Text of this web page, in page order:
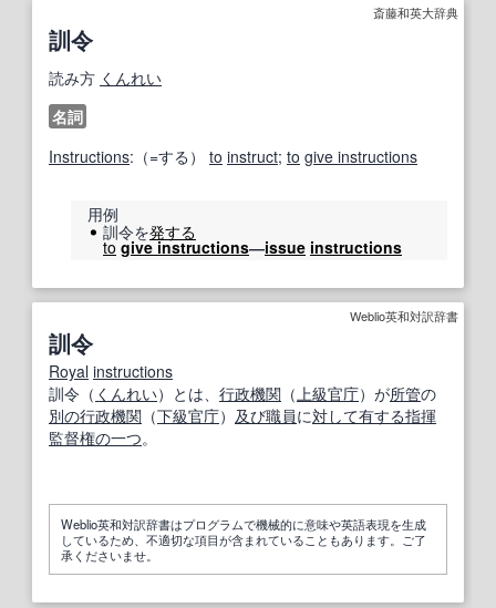
斎藤和英大辞典
訓令
読み方 くんれい
名詞
Instructions:（=する） to instruct; to give instructions
用例
訓令を発する
to give instructions―issue instructions
Weblio英和対訳辞書
訓令
Royal instructions
訓令（ くんれい）とは、 行政機関 （上級官庁）が所管の
別の行政機関 （下級官庁） 及び職員に対して有する指揮
監督権の一つ。
Weblio英和対訳辞書はプログラムで機械的に意味や英語表現を生成
しているため、不適切な項目が含まれていることもあります。ご了
承くださいませ。